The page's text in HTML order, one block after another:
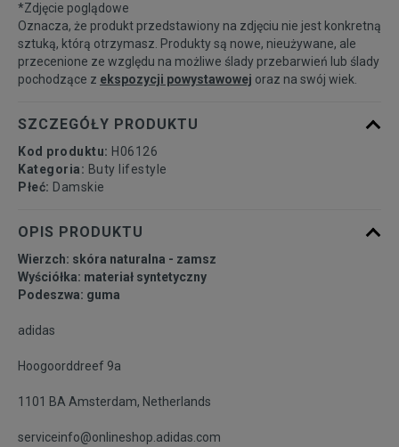
39 1/3 24,5 cm
40 25 cm Powiadom o dostępności
40 2/3 25,5 cm
41 1/3 26 cm
*Zdjęcie poglądowe
Oznacza, że produkt przedstawiony na zdjęciu nie jest konkretną
sztuką, którą otrzymasz. Produkty są nowe, nieużywane, ale
przecenione ze względu na możliwe ślady przebarwień lub ślady
pochodzące z ekspozycji powystawowej oraz na swój wiek.
SZCZEGÓŁY PRODUKTU
Kod produktu: H06126
Kategoria: Buty lifestyle
Płeć: Damskie
OPIS PRODUKTU
Wierzch: skóra naturalna - zamsz
Wyściółka: materiał syntetyczny
Podeszwa: guma
adidas
Hoogoorddreef 9a
1101 BA Amsterdam, Netherlands
serviceinfo@onlineshop.adidas.com